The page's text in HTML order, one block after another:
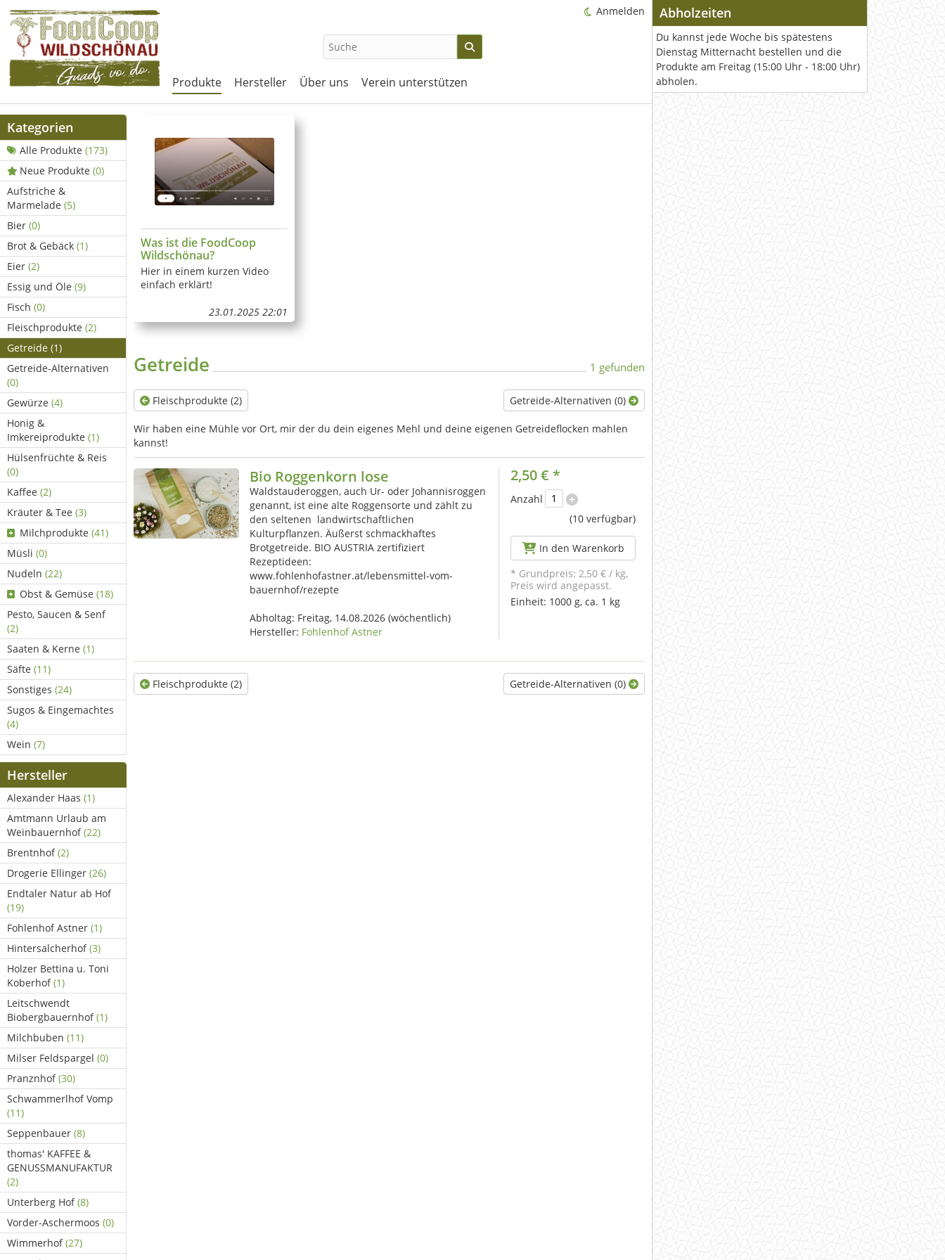
Anmelden
Produkte Hersteller Über uns Verein unterstützen
Kategorien
Alle Produkte (173)
Neue Produkte (0)
Aufstriche &
Marmelade (5)
Bier (0)
Brot & Gebäck (1)
Eier (2)
Essig und Öle (9)
Fisch (0)
Fleischprodukte (2)
Getreide (1)
Getreide-Alternativen
(0)
Gewürze (4)
Honig &
Imkereiprodukte (1)
Hülsenfrüchte & Reis
(0)
Kaffee (2)
Kräuter & Tee (3)
Milchprodukte (41)
Müsli (0)
Nudeln (22)
Obst & Gemüse (18)
Pesto, Saucen & Senf
(2)
Saaten & Kerne (1)
Säfte (11)
Sonstiges (24)
Sugos & Eingemachtes
(4)
Wein (7)
Hersteller
Alexander Haas (1)
Amtmann Urlaub am
Weinbauernhof(22)
Brentnhof(2)
Drogerie Ellinger (26)
Endtaler Natur ab Hof
(19)
Fohlenhof Astner (1)
Hintersalcherhof(3)
Holzer Bettina u. Toni
Koberhof(1)
Leitschwendt
Biobergbauernhof(1)
Milchbuben (11)
Milser Feldspargel (0)
Pranznhof(30)
Schwammerlhof Vomp
(11)
Seppenbauer (8)
thomas' KAFFEE &
GENUSSMANUFAKTUR
(2)
Unterberg Hof(8)
Vorder-Aschermoos (0)
Wimmerhof(27)
Was ist die FoodCoop
Wildschönau?
Hier in einem kurzen Video
einfach erklärt!
23.01.2025 22:01
Getreide 1 gefunden
Getreide-Alternativen (0)
Fleischprodukte (2)
Wir haben eine Mühle vor Ort, mir der du dein eigenes Mehl und deine eigenen Getreideflocken mahlen
kannst!
Bio Roggenkorn lose
Waldstauderoggen, auch Ur- oder Johannisroggen
genannt, ist eine alte Roggensorte und zählt zu
den seltenen landwirtschaftlichen
Kulturpflanzen. Äußerst schmackhaftes
Brotgetreide. BIO AUSTRIA zertifiziert
Rezeptideen:
www.fohlenhofastner.at/lebensmittel-vom-
bauernhof/rezepte
Abholtag: Freitag, 14.08.2026 (wöchentlich)
Hersteller: Fohlenhof Astner
2,50 € *
Anzahl
(10 verfügbar)
In den Warenkorb
* Grundpreis: 2,50 € / kg,
Preis wird angepasst.
Einheit: 1000 g, ca. 1 kg
Fleischprodukte (2) Getreide-Alternativen (0)
Abholzeiten
Du kannst jede Woche bis spätestens
Dienstag Mitternacht bestellen und die
Produkte am Freitag (15:00 Uhr - 18:00 Uhr)
abholen.